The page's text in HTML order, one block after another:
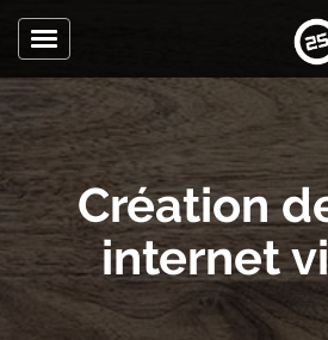
Toggle
navigation
Accueil
L’agence
Expertise
Sites internet
Site internet
Création
internet